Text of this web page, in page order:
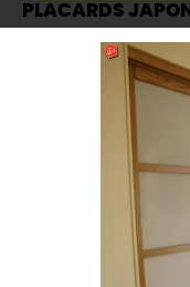
PLACARDS